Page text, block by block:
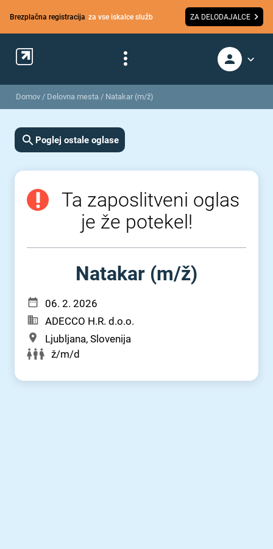
Brezplačna registracija za vse iskalce služb ZA DELODAJALCE
Domov / Delovna mesta / Natakar (m/ž)
Poglej ostale oglase
Ta zaposlitveni oglas
je že potekel!
Natakar (m⁠/⁠ž)
06. 2. 2026
ADECCO H.R. d.o.o.
Ljubljana, Slovenija
ž/m/d